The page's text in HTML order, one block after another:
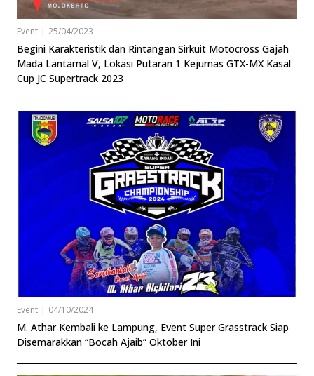
Event | 25/04/2023
Begini Karakteristik dan Rintangan Sirkuit Motocross Gajah
Mada Lantamal V, Lokasi Putaran 1 Kejurnas GTX-MX Kasal
Cup JC Supertrack 2023
Event | 04/10/2024
M. Athar Kembali ke Lampung, Event Super Grasstrack Siap
Disemarakkan “Bocah Ajaib” Oktober Ini